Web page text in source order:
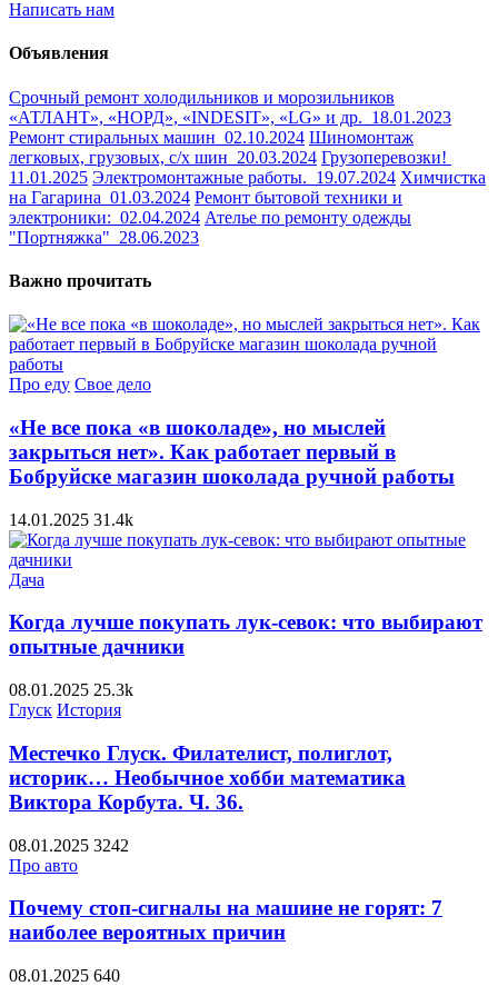
Написать нам
Объявления
Срочный ремонт холодильников и морозильников
«АТЛАНТ», «НОРД», «INDESIT», «LG» и др. 18.01.2023
Ремонт стиральных машин 02.10.2024 Шиномонтаж
легковых, грузовых, с/х шин 20.03.2024 Грузоперевозки!
11.01.2025 Электромонтажные работы. 19.07.2024 Химчистка
на Гагарина 01.03.2024 Ремонт бытовой техники и
электроники: 02.04.2024 Ателье по ремонту одежды
"Портняжка" 28.06.2023
Важно прочитать
Про еду Свое дело
«Не все пока «в шоколаде», но мыслей
закрыться нет». Как работает первый в
Бобруйске магазин шоколада ручной работы
14.01.2025 31.4k
Дача
Когда лучше покупать лук-севок: что выбирают
опытные дачники
08.01.2025 25.3k
Глуск История
Местечко Глуск. Филателист, полиглот,
историк… Необычное хобби математика
Виктора Корбута. Ч. 36.
08.01.2025 3242
Про авто
Почему стоп-сигналы на машине не горят: 7
наиболее вероятных причин
08.01.2025 640